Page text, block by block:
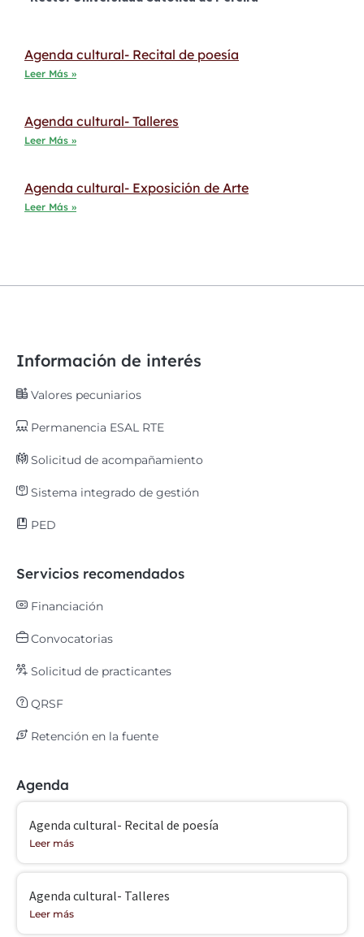
Agenda cultural- Recital de poesía
Leer Más »
Agenda cultural- Talleres
Leer Más »
Agenda cultural- Exposición de Arte
Leer Más »
Información de interés
Valores pecuniarios
Permanencia ESAL RTE
Solicitud de acompañamiento
Sistema integrado de gestión
PED
Servicios recomendados
Financiación
Convocatorias
Solicitud de practicantes
QRSF
Retención en la fuente
Agenda
Agenda cultural- Recital de poesía
Leer más
Agenda cultural- Talleres
Leer más